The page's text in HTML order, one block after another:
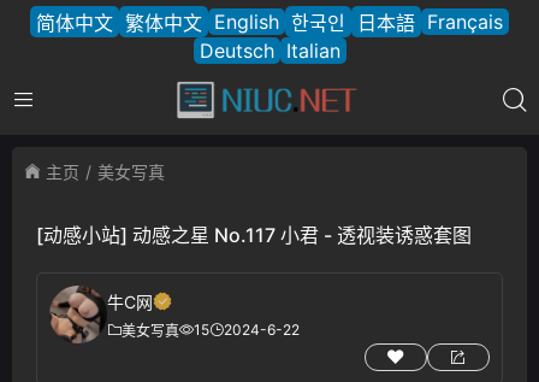
简体中文 繁体中文 English 한국인 日本語 Français
Deutsch Italian
主页 美女写真
[动感小站] 动感之星 No.117 小君 - 透视装诱惑套图
牛C网
美女写真 15 2024-6-22